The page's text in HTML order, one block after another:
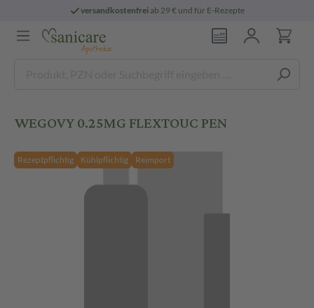
versandkostenfreiab 29 € und für E-Rezepte
WEGOVY 0.25MG FLEXTOUC PEN
Rezeptpflichtig Kühlpflichtig Reimport